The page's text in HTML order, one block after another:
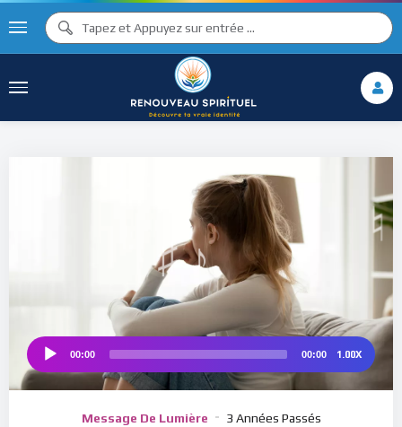
♪
♯ ♬
♫
Audio
00:00 00:00 1.00X
Message De Lumière 3 Années Passés